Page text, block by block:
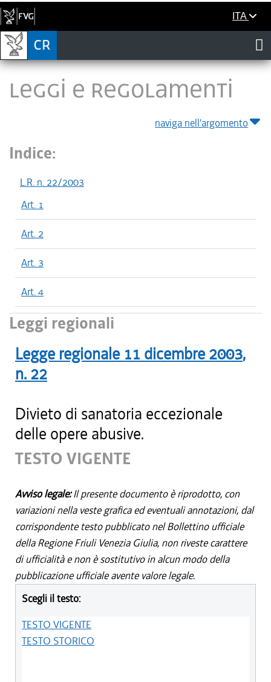
ITA
LEGGI E REGOLAMENTI
naviga nell'argomento
Indice:
L.R. n. 22/2003
Art. 1
Art. 2
Art. 3
Art. 4
Leggi regionali
Legge regionale 11 dicembre 2003,
n. 22
Divieto di sanatoria eccezionale
delle opere abusive.
TESTO VIGENTE
Avviso legale:Il presente documento è riprodotto, con
variazioni nella veste grafica ed eventuali annotazioni, dal
corrispondente testo pubblicato nel Bollettino ufficiale
della Regione Friuli Venezia Giulia, non riveste carattere
di ufficialità e non è sostitutivo in alcun modo della
pubblicazione ufficiale avente valore legale.
Scegli il testo:
TESTO VIGENTE
TESTO STORICO